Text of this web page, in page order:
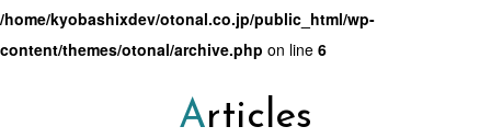
/home/kyobashixdev/otonal.co.jp/public_html/wp-
content/themes/otonal/archive.php on line 6
Articles